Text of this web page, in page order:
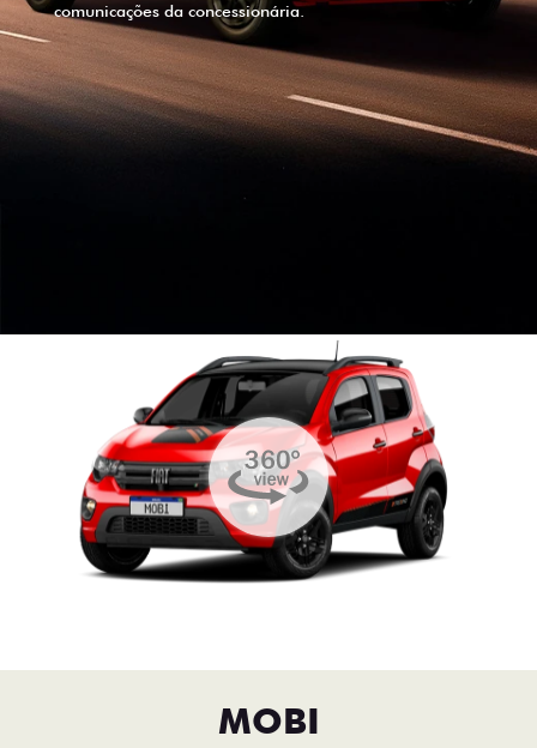
comunicações da concessionária.
ENTRAR EM CONTATO
MOBI